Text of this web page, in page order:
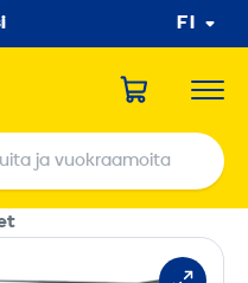
FI
ja vuokraamoita
ja vuokraamoita